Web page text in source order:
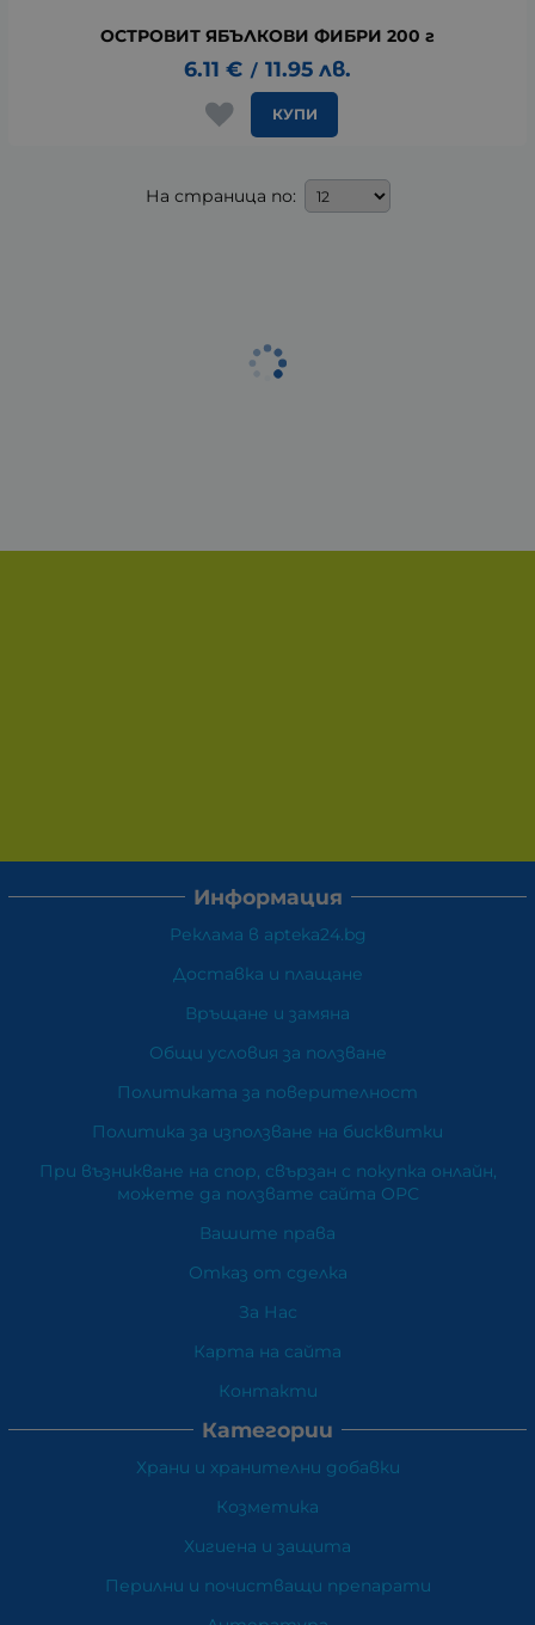
ОСТРОВИТ ЯБЪЛКОВИ ФИБРИ 200 г
6.11 € / 11.95 лв.
КУПИ
На страница по:
Информация
Реклама в apteka24.bg
Доставка и плащане
Връщане и замяна
Общи условия за ползване
Политиката за поверителност
Политика за използване на бисквитки
При възникване на спор, свързан с покупка онлайн,
можете да ползвате сайта ОРС
Вашите права
Отказ от сделка
За Нас
Карта на сайта
Контакти
Категории
Храни и хранителни добавки
Козметика
Хигиена и защита
Перилни и почистващи препарати